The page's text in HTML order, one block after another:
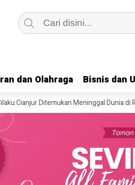
dan Olahraga Bisnis dan
dan Olahraga Bisnis dan
Ditemukan Meninggal Dunia di Rumahnya